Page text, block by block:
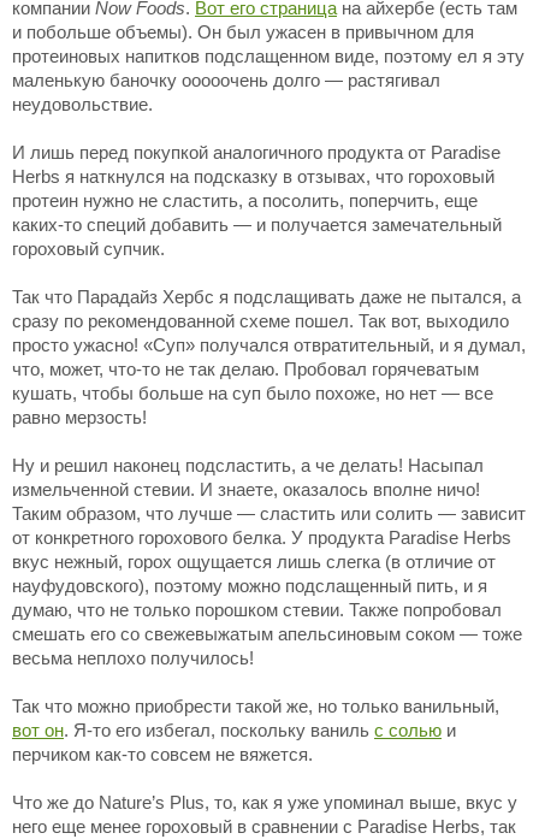
компании Now Foods. Вот его страница на айхербе (есть там
и побольше объемы). Он был ужасен в привычном для
протеиновых напитков подслащенном виде, поэтому ел я эту
маленькую баночку ооооочень долго — растягивал
неудовольствие.
И лишь перед покупкой аналогичного продукта от Paradise
Herbs я наткнулся на подсказку в отзывах, что гороховый
протеин нужно не сластить, а посолить, поперчить, еще
каких-то специй добавить — и получается замечательный
гороховый супчик.
Так что Парадайз Хербс я подслащивать даже не пытался, а
сразу по рекомендованной схеме пошел. Так вот, выходило
просто ужасно! «Суп» получался отвратительный, и я думал,
что, может, что-то не так делаю. Пробовал горячеватым
кушать, чтобы больше на суп было похоже, но нет — все
равно мерзость!
Ну и решил наконец подсластить, а че делать! Насыпал
измельченной стевии. И знаете, оказалось вполне ничо!
Таким образом, что лучше — сластить или солить — зависит
от конкретного горохового белка. У продукта Paradise Herbs
вкус нежный, горох ощущается лишь слегка (в отличие от
науфудовского), поэтому можно подслащенный пить, и я
думаю, что не только порошком стевии. Также попробовал
смешать его со свежевыжатым апельсиновым соком — тоже
весьма неплохо получилось!
Так что можно приобрести такой же, но только ванильный,
вот он. Я-то его избегал, поскольку ваниль с солью и
перчиком как-то совсем не вяжется.
Что же до Nature’s Plus, то, как я уже упоминал выше, вкус у
него еще менее гороховый в сравнении с Paradise Herbs, так